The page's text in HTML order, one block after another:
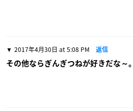
2017年4月30日 at 5:08 PM 返信
その他ならぎんぎつねが好きだな～。